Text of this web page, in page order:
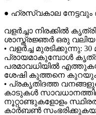
● ഹ്രസ്വകാല നേട്ടവും
വളർച്ചാ നിരക്കിൽ
ശാസ്ത്രജ്ഞർ ഒരു വലിയ
• വളർച്ച മുരടിക്കുന്നു:
പ്രായമാകുമ്പോൾ
പരമാവധിയിൽ
ശേഷി കുത്തനെ
• പ്രകൃതിദത്ത
കാടുകൾ
നൂറ്റാണ്ടുകളോളം
കാർബൺ